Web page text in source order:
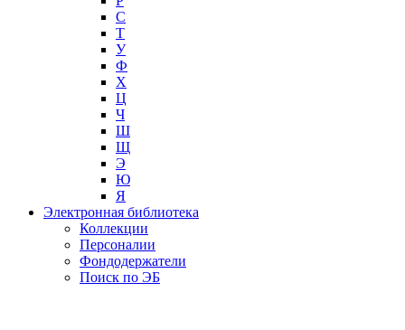
С
Т
У
Ф
Х
Ц
Ч
Ш
Щ
Э
Ю
Я
Электронная библиотека
Коллекции
Персоналии
Фондодержатели
Поиск по ЭБ